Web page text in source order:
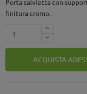
Porta salvietta con
finitura cromo.
ACQUISTA